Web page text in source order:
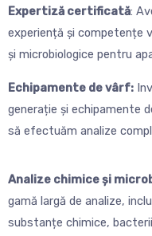
Expertiză certificată:
experiență și competențe
și microbiologice pentru
Echipamente de vârf:
generație și echipamente
să efectuăm analize
Analize chimice și
gamă largă de analize,
substanțe chimice,